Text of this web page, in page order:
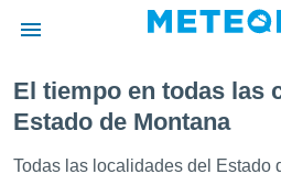
de
por
El tiempo en todas las
Estado de Montana
Todas las localidades del Estado